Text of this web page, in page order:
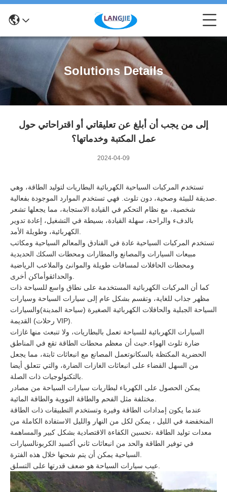
Solutions Details
إلى من يجب أن أبلغ عن تعليقاتي أو اقتراحاتي حول
عمل المكتبة وخدماتها؟
2024-04-09
تستخدم المركبات السياحية الكهربائية البطاريات لتوليد الطاقة، وهي
شخصية، مع نظام التحكم في القيادة الاستجابة، مما يجعلها تشعر
بالدفء والراحة، سهلة القيادة، بسيطة في التشغيل، إعادة تدوير
تستخدم المركبات السياحية عادة في الفنادق والمعالم السياحية ومكاتب
مبيعات السيارات والمصانع والمطارات ومحطات السكك الحديدية
ومحطات الحافلات لمسافات طويلة والموانئ والملاعب الرياضية
كما أن المركبات الكهربائية المستخدمة على نطاق واسع للسياحة ذات
مظهر جذاب للغاية، وتقسم بشكل عام إلى سيارات السياحة وسيارات
السياحة الجبلية والحافلات الكهربائية الصغيرة (سياحة المدينة)والسيارات
القديمة (رحلات VIP).
السيارات الكهربائية للسياحة تعمل بالبطاريات، ولا تنبعث منها غازات
ضارة تلوث الهواء.حيث أن معظم محطات الطاقة تقع في المناطق
الحضرية المكتظة بالسكانوتعمل المصانع مع انبعاثات ثابتة، مما يجعل
من السهل القضاء على انبعاثات الغازات الضارة، والتي تتعلق أيضا
يمكن الحصول على الكهرباء لبطاريات سيارات السياحة من مصادر
عندما يكون إمدادات الطاقة وفيرة وتستخدم التطبيقات ذات الطاقة
المنخفضة في الليل ، يمكن لكل من النهار والليل الاستفادة الكاملة من
معدات توليد الطاقة ،تحسين الكفاءة الاقتصادية بشكل كبير والمساهمة
في توفير الطاقة والحد من انبعاثات ثاني أكسيد الكربونالسيارات